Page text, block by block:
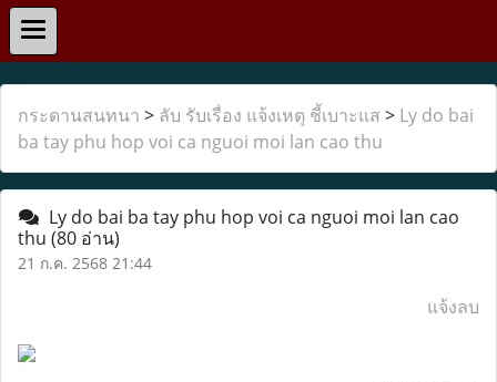
กระดานสนทนา > ลับ รับเรื่อง แจ้งเหตุ ชี้เบาะแส > Ly do bai
ba tay phu hop voi ca nguoi moi lan cao thu
Ly do bai ba tay phu hop voi ca nguoi moi lan cao
thu (80 อ่าน)
21 ก.ค. 2568 21:44
แจ้งลบ